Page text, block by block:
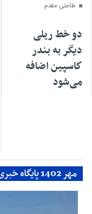
طاعتی مقدم
دو خط ریلی
دیگر به بندر
كاسپین اضافه
می‌شود
مهر 1402 پایگاه خبری حماسه‌سازان گیل